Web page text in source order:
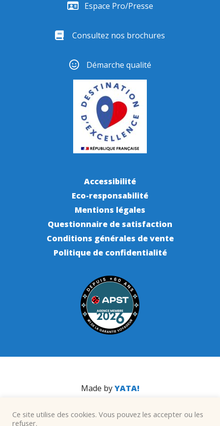
Espace Pro/Presse
Consultez nos brochures
Démarche qualité
Accessibilité
Eco-responsabilité
Mentions légales
Questionnaire de satisfaction
Conditions générales de vente
Politique de confidentialité
Made byYATA!
Ce site utilise des cookies. Vous pouvez les accepter ou les
refuser.